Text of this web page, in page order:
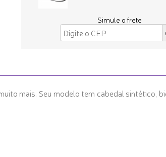
Simule o frete
mais. Seu modelo tem cabedal sintético,